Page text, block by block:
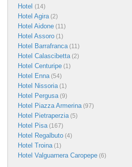
Hotel (14)
Hotel Agira(2)
Hotel Aidone (11)
Hotel Assoro (1)
Hotel Barrafranca(11)
Hotel Calascibetta(2)
Hotel Centuripe (1)
Hotel Enna(54)
Hotel Nissoria(1)
Hotel Pergusa(9)
Hotel Piazza Armerina(97)
Hotel Pietraperzia(5)
Hotel Pisa(167)
Hotel Regalbuto (4)
Hotel Troina(1)
Hotel Valguarnera Caropepe (6)